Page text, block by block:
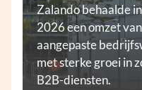
Zalando behaalde
2026 een omzet
aangepaste
met sterke groei in
B2B-diensten.